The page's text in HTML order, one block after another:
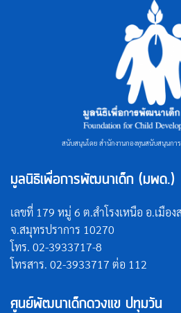
สนับสนุนโดย สำนักงานกองทุนสนับสนุนกา
มูลนิธิเพื่อการพัฒนาเด็ก (มพด.)
เลขที่ 179 หมู่ 6 ต.สำโรงเหนือ อ.เมือ
จ.สมุทรปราการ 10270
โทร. 02-3933717-8
โทรสาร. 02-3933717 ต่อ 112
ศูนย์พัฒนาเด็กดวงแข ปทุมวัน